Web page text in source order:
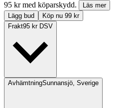
95 kr med köparskydd.
Läs mer
Lägg bud
Köp nu 99 kr
Frakt95 kr DSV
AvhämtningSunnansjö, Sverige